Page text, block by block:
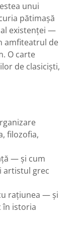
unui
pătimașă
existenței —
amfiteatrul de
O carte
de clasiciști,
filozofia,
— și cum
artistul grec
rațiunea — și
în istoria